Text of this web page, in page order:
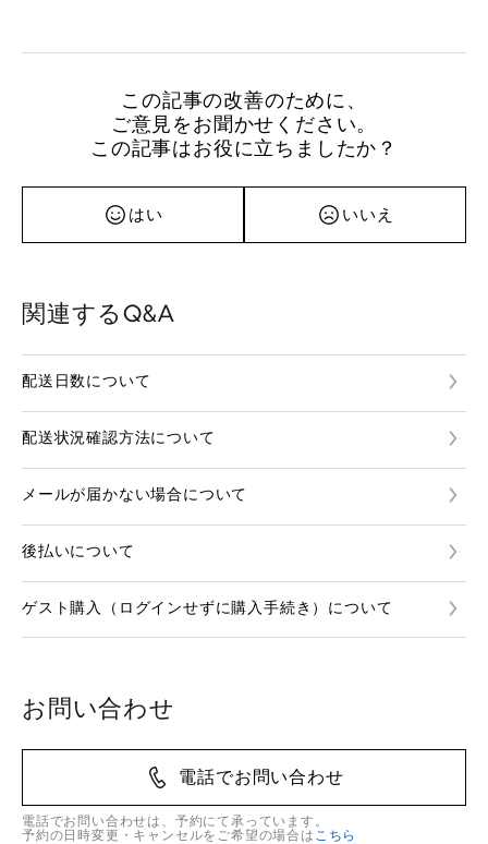
この記事の改善のために、
ご意見をお聞かせください。
この記事はお役に立ちましたか？
はい いいえ
関連するQ&A
配送日数について
配送状況確認方法について
メールが届かない場合について
後払いについて
ゲスト購入（ログインせずに購入手続き）について
お問い合わせ
電話でお問い合わせ
電話でお問い合わせは、予約にて承っています。
予約の日時変更・キャンセルをご希望の場合は こちら